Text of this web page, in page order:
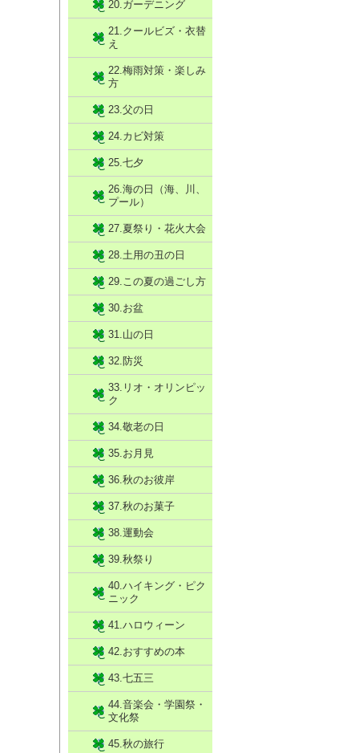
20.ガーデニング
21.クールビズ・衣替
え
22.梅雨対策・楽しみ
方
23.父の日
24.カビ対策
25.七夕
26.海の日（海、川、
プール）
27.夏祭り・花火大会
28.土用の丑の日
29.この夏の過ごし方
30.お盆
31.山の日
32.防災
33.リオ・オリンピッ
ク
34.敬老の日
35.お月見
36.秋のお彼岸
37.秋のお菓子
38.運動会
39.秋祭り
40.ハイキング・ピク
ニック
41.ハロウィーン
42.おすすめの本
43.七五三
44.音楽会・学園祭・
文化祭
45.秋の旅行